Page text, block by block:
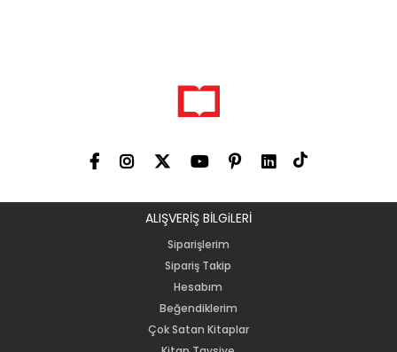
ALIŞVERİŞ BİLGiLERİ
Siparişlerim
Sipariş Takip
Hesabım
Beğendiklerim
Çok Satan Kitaplar